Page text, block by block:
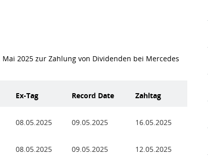
Mai 2025 zur Zahlung von Dividenden bei Mercedes
Ex-Tag Record Date Zahltag
08.05.2025 09.05.2025 16.05.2025
08.05.2025 09.05.2025 12.05.2025